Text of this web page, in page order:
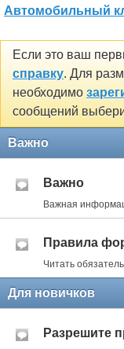
Автомобильный
Если это ваш
справку. Для
необходимо
сообщений
Важно
Важно
Важная
Правила
Читать
Для новичков
Разрешите